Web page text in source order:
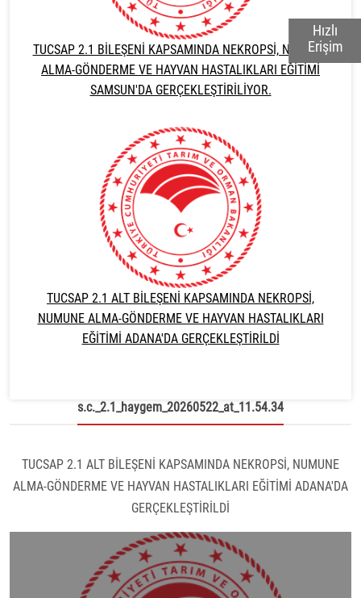
Hızlı
Erişim
TUCSAP 2.1 BİLEŞENİ KAPSAMINDA NEKROPSİ, NUMUNE
ALMA-GÖNDERME VE HAYVAN HASTALIKLARI EĞİTİMİ
SAMSUN'DA GERÇEKLEŞTİRİLİYOR.
TUCSAP 2.1 ALT BİLEŞENİ KAPSAMINDA NEKROPSİ,
NUMUNE ALMA-GÖNDERME VE HAYVAN HASTALIKLARI
EĞİTİMİ ADANA'DA GERÇEKLEŞTİRİLDİ
s.c._2.1_haygem_20260522_at_11.54.34
TUCSAP 2.1 ALT BİLEŞENİ KAPSAMINDA NEKROPSİ, NUMUNE
ALMA-GÖNDERME VE HAYVAN HASTALIKLARI EĞİTİMİ ADANA'DA
GERÇEKLEŞTİRİLDİ